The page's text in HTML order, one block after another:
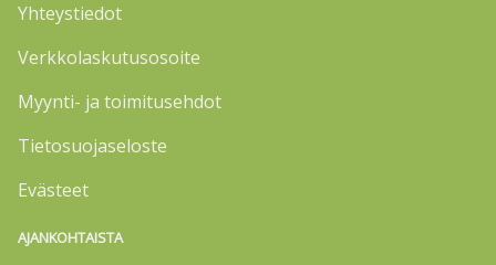
Yhteystiedot
Verkkolaskutusosoite
Myynti- ja toimitusehdot
Tietosuojaseloste
Evästeet
AJANKOHTAISTA